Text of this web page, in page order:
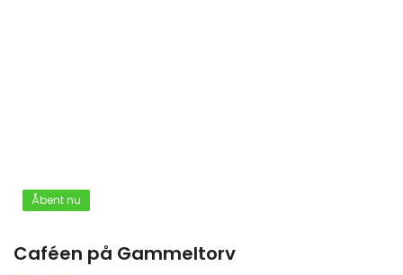
Åbent nu
Caféen på Gammeltorv